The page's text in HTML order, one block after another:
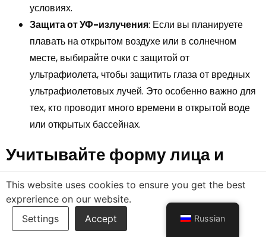
условиях.
Защита от УФ-излучения: Если вы планируете
плавать на открытом воздухе или в солнечном
месте, выбирайте очки с защитой от
ультрафиолета, чтобы защитить глаза от вредных
ультрафиолетовых лучей. Это особенно важно для
тех, кто проводит много времени в открытой воде
или открытых бассейнах.
Учитывайте форму лица и
При выборе очков для плавания важно учитывать
форму лица и расстояние между глазами (межзрачковое
Russian
This website uses cookies to ensure you get the best
exprerience on our website.